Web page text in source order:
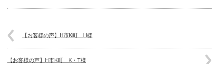
【お客様の声】H市K町 H様
【お客様の声】H市K町 K・T様